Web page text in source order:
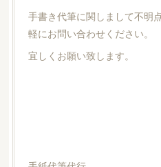
手書き代筆に関しまして不明
軽にお問い合わせください。
宜しくお願い致します。